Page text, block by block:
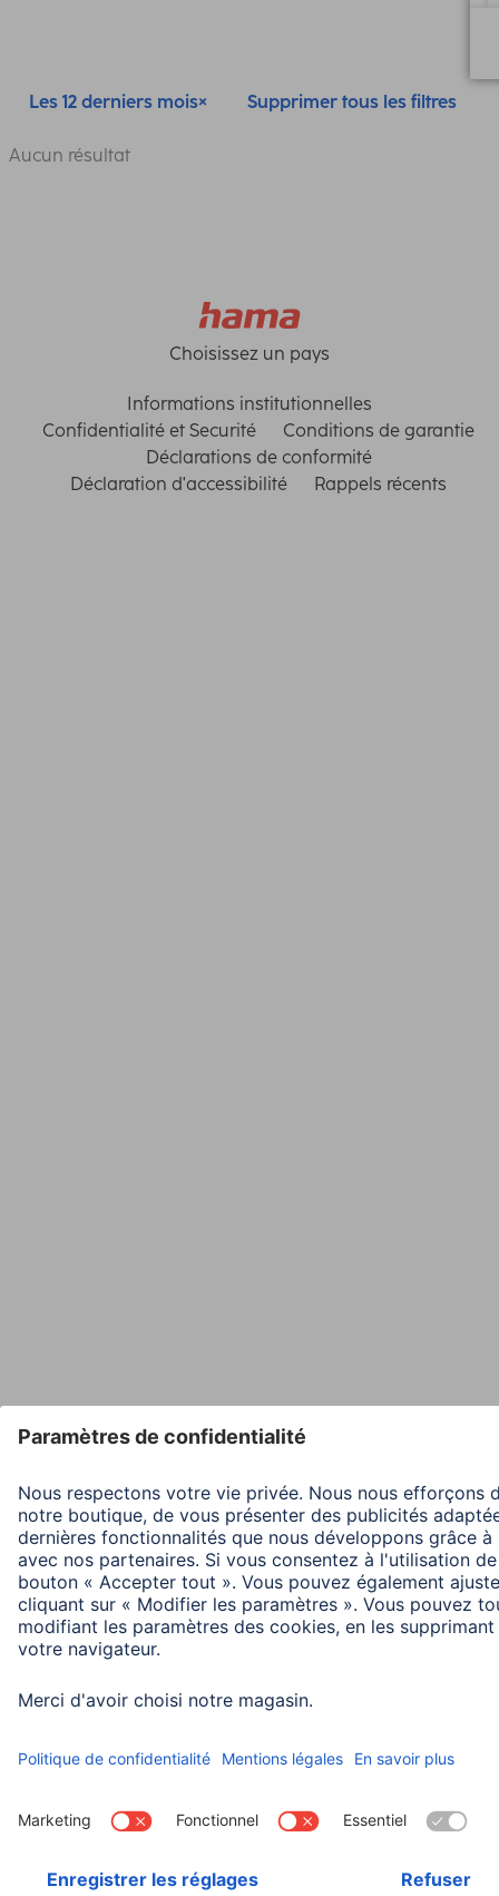
Les 12 derniers mois Supprimer tous les filtres
Aucun résultat
Choisissez un pays
Informations institutionnelles
Confidentialité et Securité
Conditions de garantie
Déclarations de conformité
Déclaration d'accessibilité
Rappels récents